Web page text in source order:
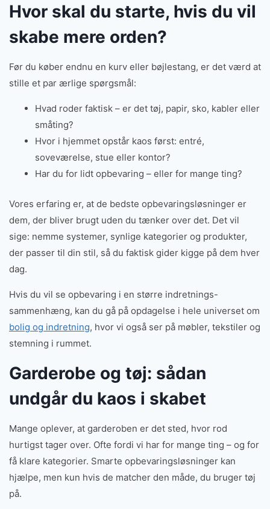
Hvor skal du starte, hvis du vil
skabe mere orden?
Før du køber endnu en kurv eller bøjlestang, er det værd at
stille et par ærlige spørgsmål:
Hvad roder faktisk – er det tøj, papir, sko, kabler eller
småting?
Hvor i hjemmet opstår kaos først: entré,
soveværelse, stue eller kontor?
Har du for lidt opbevaring – eller for mange ting?
Vores erfaring er, at de bedste opbevaringsløsninger er
dem, der bliver brugt uden du tænker over det. Det vil
sige: nemme systemer, synlige kategorier og produkter,
der passer til din stil, så du faktisk gider kigge på dem hver
dag.
Hvis du vil se opbevaring i en større indretnings-
sammenhæng, kan du gå på opdagelse i hele universet om
bolig og indretning, hvor vi også ser på møbler, tekstiler og
stemning i rummet.
Garderobe og tøj: sådan
undgår du kaos i skabet
Mange oplever, at garderoben er det sted, hvor rod
hurtigst tager over. Ofte fordi vi har for mange ting – og for
få klare kategorier. Smarte opbevaringsløsninger kan
hjælpe, men kun hvis de matcher den måde, du bruger tøj
på.